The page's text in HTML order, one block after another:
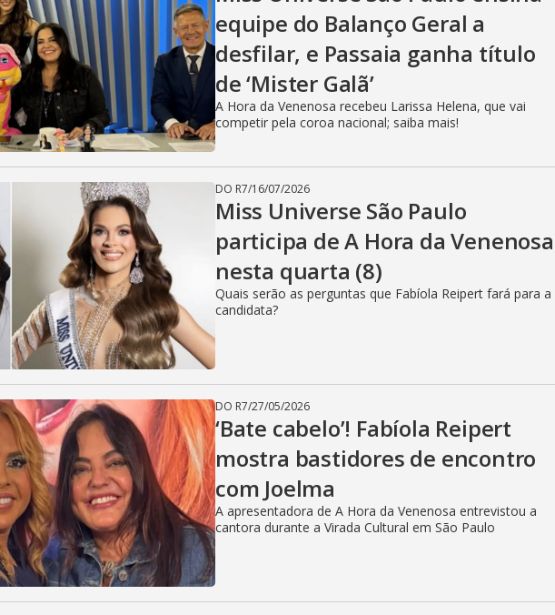
i
d
e
o
equipe do Balanço Geral a
desfilar, e Passaia ganha título
de ‘Mister Galã’
A Hora da Venenosa recebeu Larissa Helena, que vai
competir pela coroa nacional; saiba mais!
DO R7/16/07/2026
Miss Universe São Paulo
participa de A Hora da Venenosa
nesta quarta (8)
Quais serão as perguntas que Fabíola Reipert fará para a
candidata?
DO R7/27/05/2026
‘Bate cabelo’! Fabíola Reipert
mostra bastidores de encontro
com Joelma
A apresentadora de A Hora da Venenosa entrevistou a
cantora durante a Virada Cultural em São Paulo